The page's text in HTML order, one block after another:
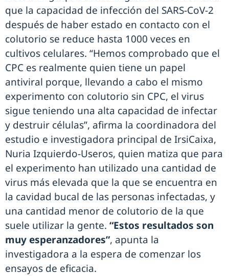
que la capacidad de infección del SARS-CoV-2
después de haber estado en contacto con el
colutorio se reduce hasta 1000 veces en
cultivos celulares. “Hemos comprobado que el
CPC es realmente quien tiene un papel
antiviral porque, llevando a cabo el mismo
experimento con colutorio sin CPC, el virus
sigue teniendo una alta capacidad de infectar
y destruir células”, afirma la coordinadora del
estudio e investigadora principal de IrsiCaixa,
Nuria Izquierdo-Useros, quien matiza que para
el experimento han utilizado una cantidad de
virus más elevada que la que se encuentra en
la cavidad bucal de las personas infectadas, y
una cantidad menor de colutorio de la que
suele utilizar la gente. “Estos resultados son
muy esperanzadores”, apunta la
investigadora a la espera de comenzar los
ensayos de eficacia.